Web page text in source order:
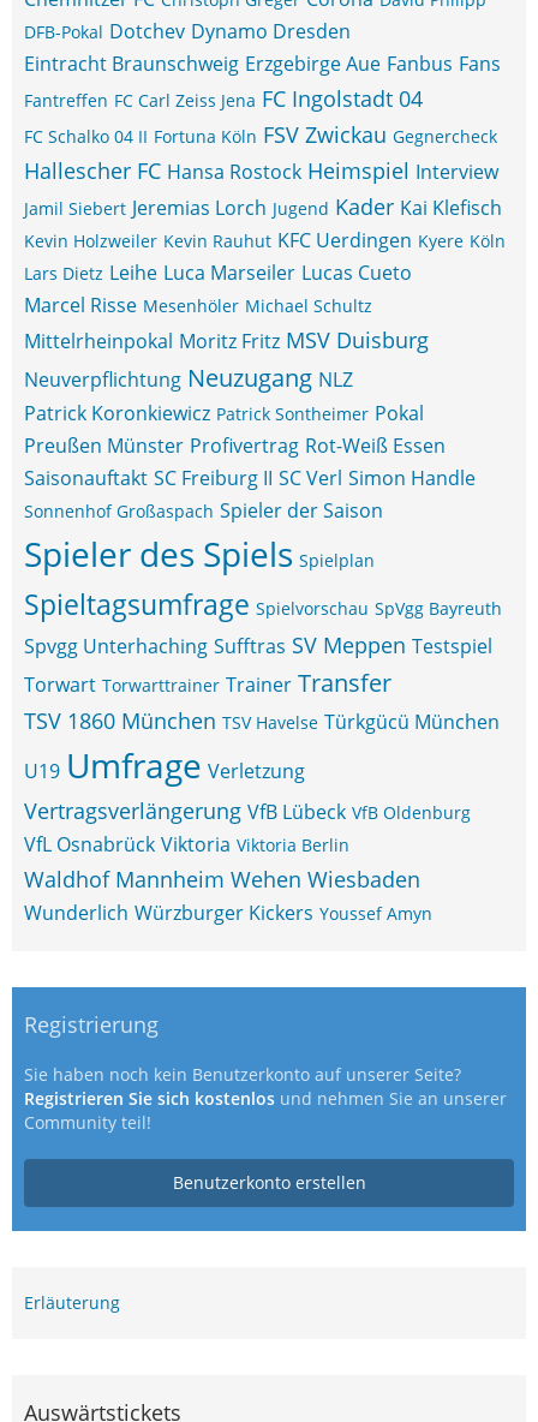
DFB-Pokal Dotchev Dynamo Dresden
Eintracht Braunschweig Erzgebirge Aue Fanbus Fans
Fantreffen FC Carl Zeiss Jena FC Ingolstadt 04
FC Schalko 04 II Fortuna Köln FSV Zwickau Gegnercheck
Hallescher FC Hansa Rostock Heimspiel Interview
Jamil Siebert Jeremias Lorch Jugend Kader Kai Klefisch
Kevin Holzweiler Kevin Rauhut KFC Uerdingen Kyere Köln
Lars Dietz Leihe Luca Marseiler Lucas Cueto
Marcel Risse Mesenhöler Michael Schultz
Mittelrheinpokal Moritz Fritz MSV Duisburg
Neuverpflichtung Neuzugang NLZ
Patrick Koronkiewicz Patrick Sontheimer Pokal
Preußen Münster Profivertrag Rot-Weiß Essen
Saisonauftakt SC Freiburg II SC Verl Simon Handle
Sonnenhof Großaspach Spieler der Saison
Spieler des Spiels Spielplan
Spieltagsumfrage Spielvorschau SpVgg Bayreuth
Spvgg Unterhaching Sufftras SV Meppen Testspiel
Torwart Torwarttrainer Trainer Transfer
TSV 1860 München TSV Havelse Türkgücü München
U19 Umfrage Verletzung
Vertragsverlängerung VfB Lübeck VfB Oldenburg
VfL Osnabrück Viktoria Viktoria Berlin
Waldhof Mannheim Wehen Wiesbaden
Wunderlich Würzburger Kickers Youssef Amyn
Registrierung
Sie haben noch kein Benutzerkonto auf unserer Seite?
Registrieren Sie sich kostenlos und nehmen Sie an unserer
Community teil!
Benutzerkonto erstellen
Erläuterung
Auswärtstickets